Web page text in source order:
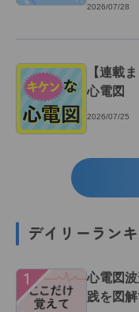
2026/07/28
【連載
心電図
2026/07/25
デイリーラン
１
心電図
践を図